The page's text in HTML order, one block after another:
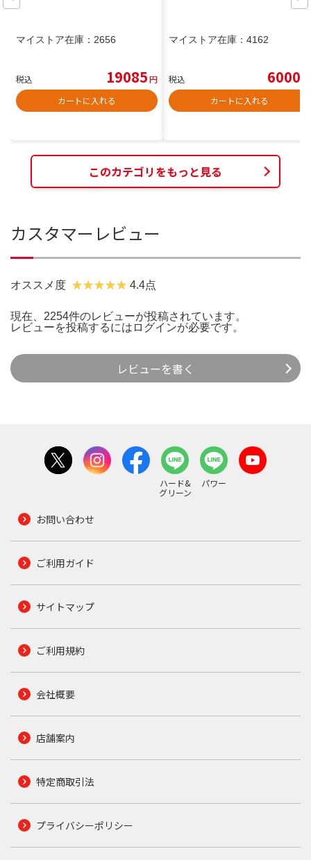
マイストア在庫： 2656
税込 19085円
カートに入れる
マイストア在庫： 4162
税込 6000
カートに入れる
このカテゴリをもっと見る
カスタマーレビュー
オススメ度 4.4点
現在、2254件のレビューが投稿されています。
レビューを投稿するには ログインが必要です。
レビューを書く
ハード&
グリーン
パワー
お問い合わせ
ご利用ガイド
サイトマップ
ご利用規約
会社概要
店舗案内
特定商取引法
プライバシーポリシー